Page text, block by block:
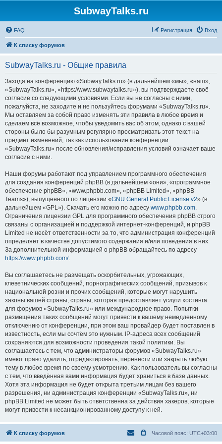
SubwayTalks.ru
FAQ Вход
Регистрация
К списку форумов
SubwayTalks.ru - Общие правила
Заходя на конференцию «SubwayTalks.ru» (в дальнейшем «мы», «наш»,
«SubwayTalks.ru», «https://www.subwaytalks.ru»), вы подтверждаете своё
согласие со следующими условиями. Если вы не согласны с ними,
пожалуйста, не заходите и не пользуйтесь форумами «SubwayTalks.ru».
Мы оставляем за собой право изменять эти правила в любое время и
сделаем всё возможное, чтобы уведомить вас об этом, однако с вашей
стороны было бы разумным регулярно просматривать этот текст на
предмет изменений, так как использование конференции
«SubwayTalks.ru» после обновления/исправления условий означает ваше
согласие с ними.
Наши форумы работают под управлением программного обеспечения
для создания конференций phpBB (в дальнейшем «они», «программное
обеспечение phpBB», «www.phpbb.com», «phpBB Limited», «phpBB
Teams»), выпущенного по лицензии «GNU General Public License v2» (в
дальнейшем «GPL»). Скачать его можно по адресу www.phpbb.com.
Ограничения лицензии GPL для программного обеспечения phpBB строго
связаны с организацией и поддержкой интернет-конференций, и phpBB
Limited не несёт ответственности за то, что администрация конференций
определяет в качестве допустимого содержания и/или поведения в них.
За дополнительной информацией о phpBB обращайтесь по адресу
https://www.phpbb.com/.
Вы соглашаетесь не размещать оскорбительных, угрожающих,
клеветнических сообщений, порнографических сообщений, призывов к
национальной розни и прочих сообщений, которые могут нарушить
законы вашей страны, страны, которая предоставляет услуги хостинга
для форумов «SubwayTalks.ru» или международное право. Попытки
размещения таких сообщений могут привести к вашему немедленному
отключению от конференции, при этом ваш провайдер будет поставлен в
известность, если мы сочтём это нужным. IP-адреса всех сообщений
сохраняются для возможности проведения такой политики. Вы
соглашаетесь с тем, что администраторы форумов «SubwayTalks.ru»
имеют право удалить, отредактировать, перенести или закрыть любую
тему в любое время по своему усмотрению. Как пользователь вы согласны
с тем, что введённая вами информация будет храниться в базе данных.
Хотя эта информация не будет открыта третьим лицам без вашего
разрешения, ни администрация конференции «SubwayTalks.ru», ни
phpBB Limited не может быть ответственна за действия хакеров, которые
могут привести к несанкционированному доступу к ней.
К списку форумов Часовой пояс: UTC+03:00